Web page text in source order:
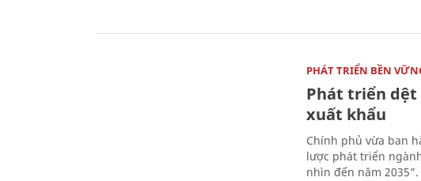
PHÁT TRIỂN BỀN
Phát triển dệt
xuất khẩu
Chính phủ vừa ban
lược phát triển
nhìn đến năm 2035”.